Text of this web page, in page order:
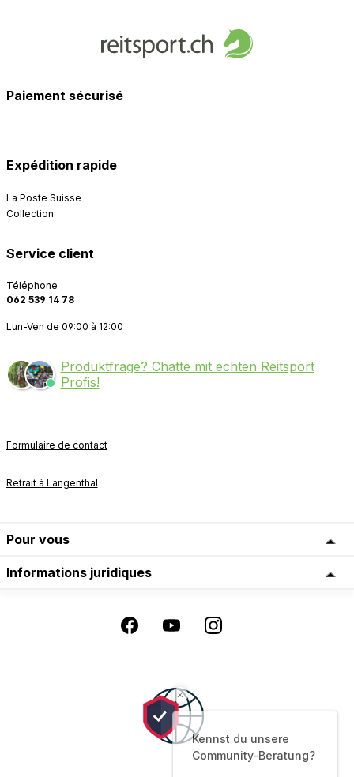
Paiement sécurisé
Expédition rapide
La Poste Suisse
Collection
Service client
Téléphone
062 539 14 78
Lun-Ven de 09:00 à 12:00
Produktfrage? Chatte mit echten Reitsport
Profis!
Formulaire de contact
Retrait à Langenthal
Pour vous
Informations juridiques
Kennst du unsere
Community-Beratung?